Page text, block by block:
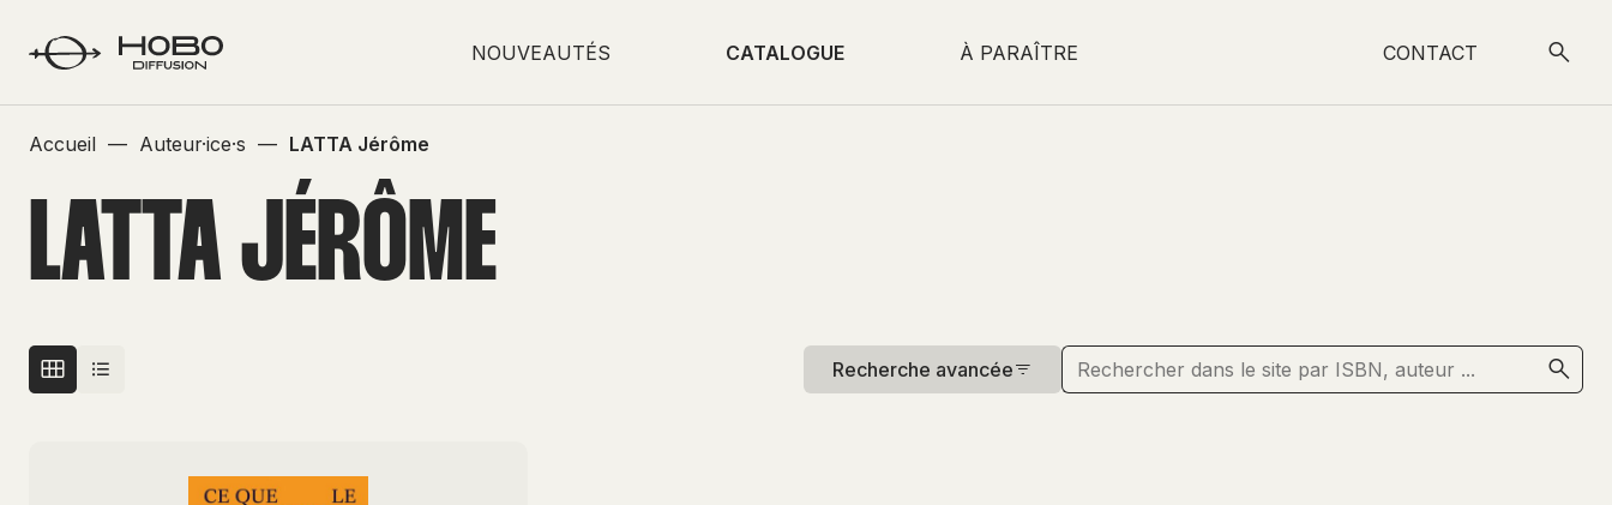
NOUVEAUTÉS CATALOGUE À PARAÎTRE CONTACT
Accueil — Auteur·ice·s — LATTA Jérôme
LATTA JÉRÔME
Recherche avancée